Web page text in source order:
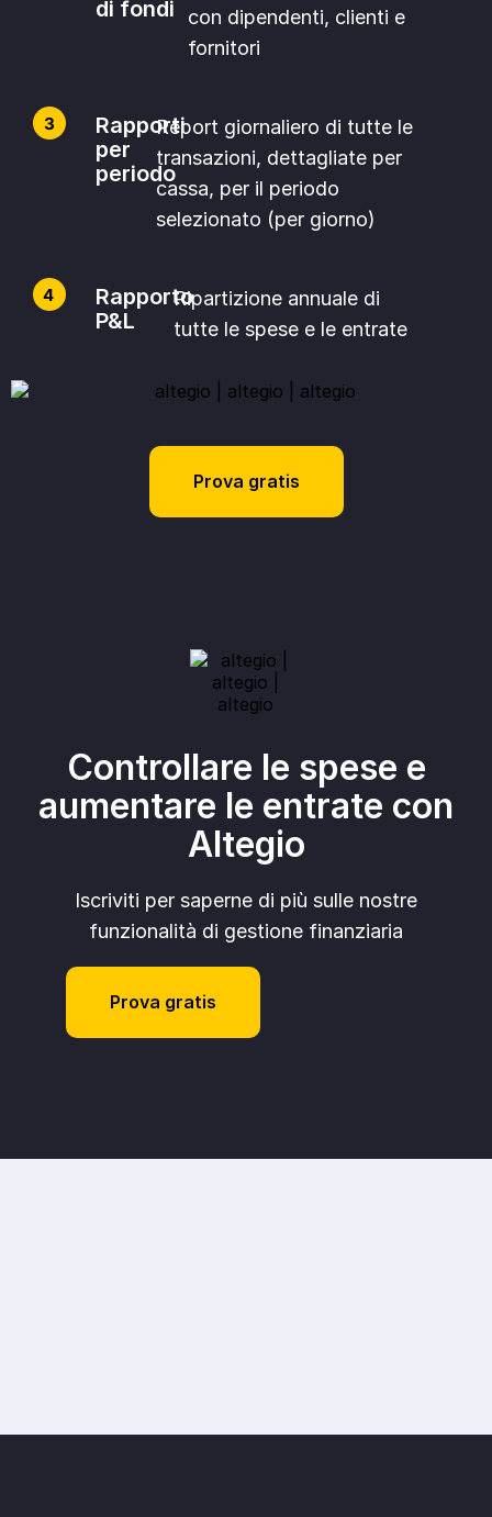
di fondi
con dipendenti, clienti e
fornitori
Rapporti
per
periodo
Report giornaliero di tutte le
transazioni, dettagliate per
cassa, per il periodo
selezionato (per giorno)
Rapporto
P&L
Ripartizione annuale di
tutte le spese e le entrate
Prova gratis
Controllare le spese e
aumentare le entrate con
Altegio
Iscriviti per saperne di più sulle nostre
funzionalità di gestione finanziaria
Prova gratis